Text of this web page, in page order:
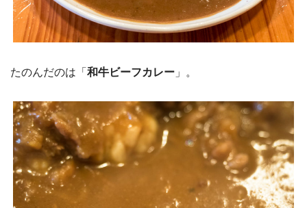
たのんだのは「和牛ビーフカレー 」。